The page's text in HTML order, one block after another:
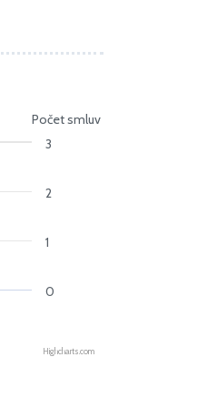
Počet smluv
0
1
2
3
Highcharts.com